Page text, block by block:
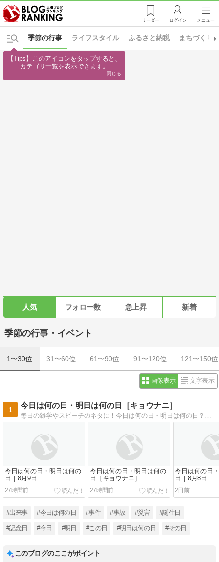
リーダー ログイン メニュー
ライフスタイル ふるさと納税 まちづくり
季節の行事
人気 フォロー数 急上昇 新着
季節の行事・イベント
1〜30位 31〜60位 61〜90位 91〜120位 121〜150位
画像表示 文字表示
1
今日は何の日・明日は何の日［キョウナニ］
今日は何の日・明日は何の
日｜8月9日
27時間前
今日は何の日・明日は何の
日［キョウナニ］
27時間前
今日は何の日
日｜8月8日
2日前
#出来事 #今日は何の日 #事件 #事故 #災害 #誕生日
#記念日 #今日 #明日 #この日 #明日は何の日 #その日
このブログのここがポイント
【Tips】このアイコンをタップすると、
カテゴリ一覧を表示できます。
閉じる